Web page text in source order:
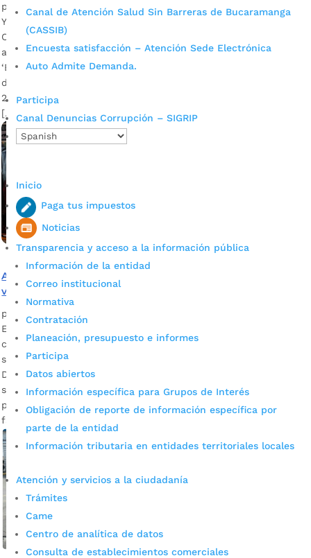
Canal de Atención Salud Sin Barreras de Bucaramanga
(CASSIB)
Encuesta satisfacción – Atención Sede Electrónica
Auto Admite Demanda.
Participa
Canal Denuncias Corrupción – SIGRIP
Inicio
Paga tus impuestos
Noticias
Transparencia y acceso a la información pública
Información de la entidad
Correo institucional
Normativa
Contratación
Planeación, presupuesto e informes
Participa
Datos abiertos
Información específica para Grupos de Interés
Obligación de reporte de información específica por
parte de la entidad
Información tributaria en entidades territoriales locales
Atención y servicios a la ciudadanía
Trámites
Came
Centro de analítica de datos
Consulta de establecimientos comerciales
por Alcaldía de Bucaramanga |Abr 30, 2020 |
Noticias
Ya está listo el documento final que será entregado al
Concejo de Bucaramanga; se espera que este sea aprobado
a finales de mayo próximo. El nuevo Plan de Desarrollo
‘Bucaramanga, ciudad de oportunidades’, que será la hoja
de ruta de la Administración Municipal durante el periodo
2020 – 2023, contiene los siguientes seis grandes proyectos,
[…]
Alcaldía Bucaramanga intensifica operativos de
vigilancia y control en Centroabastos
por Alcaldía de Bucaramanga
El propósito es garantizar la seguridad alimentaria y prevenir
contagios por Covid – 19. Henry Andrés Sarmiento Sierra,
subsecretario de Ambiente de Bucaramanga Descargar audio
De la mano con la administración de la Central de Abastos,
se llevan a cabo los protocolos de bioseguridad para
prevenir riesgos, entre vendedores y clientes, y además
facilitar la […]